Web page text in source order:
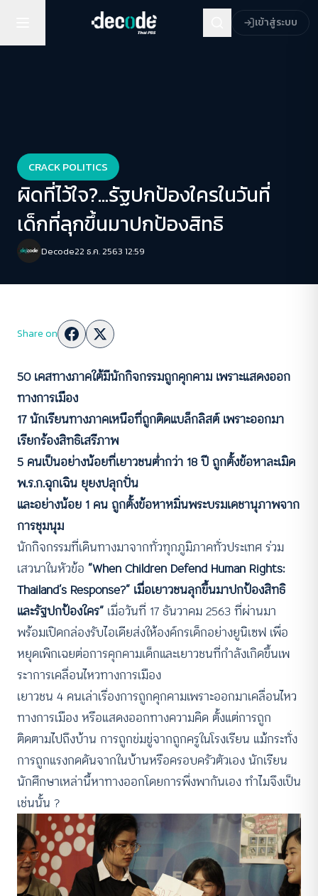
เข้าสู่ระบบ
CRACK POLITICS
ผิดที่ไว้ใจ?…รัฐปกป้องใครในวันที่
เด็กที่ลุกขึ้นมาปกป้องสิทธิ
Decode22 ธ.ค. 2563 12:59
Share on
50 เคสทางภาคใต้มีนักกิจกรรมถูกคุกคาม เพราะแสดงออก
ทางการเมือง
17 นักเรียนทางภาคเหนือที่ถูกติดแบล็กลิสต์ เพราะออกมา
เรียกร้องสิทธิเสรีภาพ
5 คนเป็นอย่างน้อยที่เยาวชนต่ำกว่า 18 ปี ถูกตั้งข้อหาละเมิด
พ.ร.ก.ฉุกเฉิน ยุยงปลุกปั่น
และอย่างน้อย 1 คน ถูกตั้งข้อหาหมิ่นพระบรมเดชานุภาพจาก
การชุมนุม
นักกิจกรรมที่เดินทางมาจากทั่วทุกภูมิภาคทั่วประเทศ ร่วม
เสวนาในหัวข้อ “When Children Defend Human Rights:
Thailand’s Response?” เมื่อเยาวชนลุกขึ้นมาปกป้องสิทธิ
และรัฐปกป้องใคร” เมื่อวันที่ 17 ธันวาคม 2563 ที่ผ่านมา
พร้อมเปิดกล่องรับไอเดียส่งให้องค์กรเด็กอย่างยูนิเซฟ เพื่อ
หยุดเพิกเฉยต่อการคุกคามเด็กและเยาวชนที่กำลังเกิดขึ้นเพ
ระาการเคลื่อนไหวทางการเมือง
เยาวชน 4 คนเล่าเรื่องการถูกคุกคามเพราะออกมาเคลื่อนไหว
ทางการเมือง หรือแสดงออกทางความคิด ตั้งแต่การถูก
ติดตามไปถึงบ้าน การถูกข่มขู่จากถูกครูในโรงเรียน แม้กระทั่ง
การถูกแรงกดดันจากในบ้านหรือครอบครัวตัวเอง นักเรียน
นักศึกษาเหล่านี้หาทางออกโดยการพึ่งพากันเอง ทำไมจึงเป็น
เช่นนั้น ?